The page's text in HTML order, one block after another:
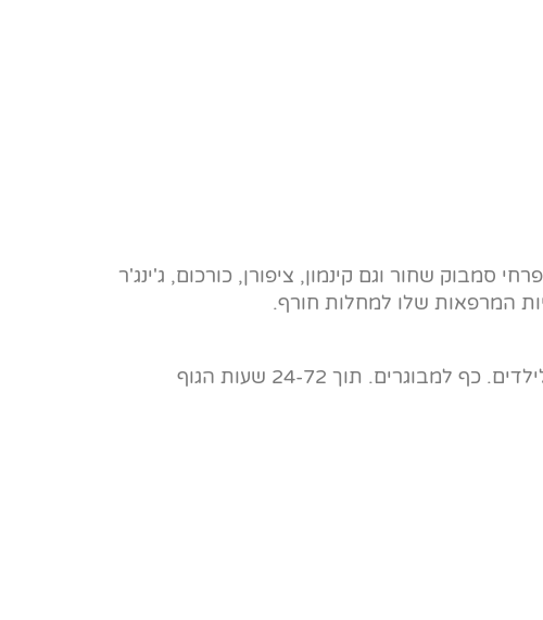
סמבוק שחור וגם קינמון, ציפורן, כורכום, ג'ינג'ר
המרפאות שלו למחלות חורף.
לשמור בקירור וברגע שמתחילים סימנים ראשונים של הצטננות ושפעת להתחיל לגמוע. כפית 3-5 פעמים ביום לילדים. כף למבוגרים. תוך 24-72 שעות הגוף